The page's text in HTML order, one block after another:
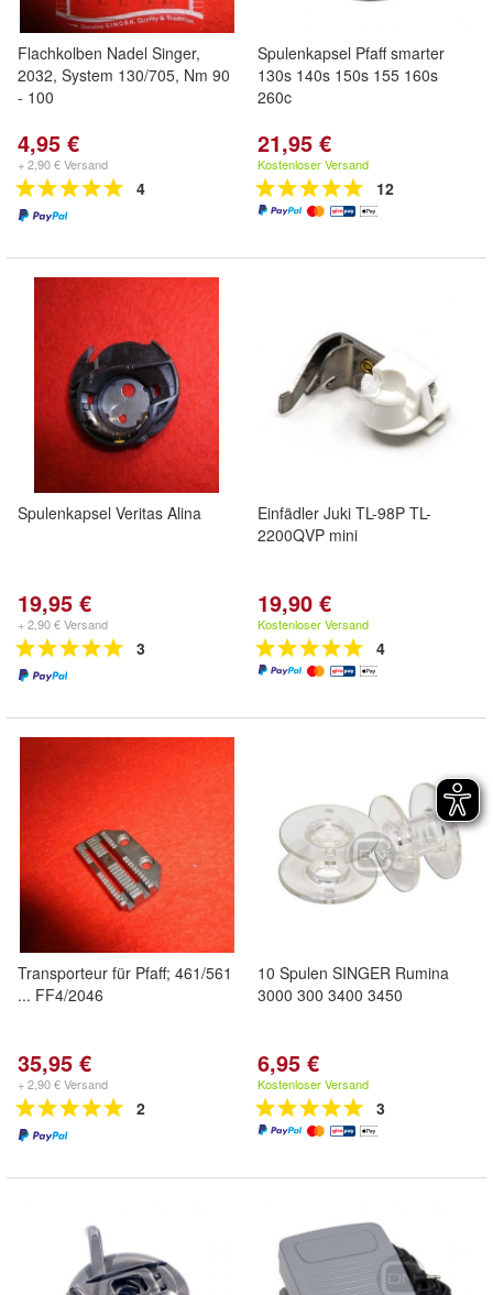
Flachkolben Nadel Singer,
2032, System 130/705, Nm 90
- 100
4,95 €
+ 2,90 € Versand
4
Spulenkapsel Pfaff smarter
130s 140s 150s 155 160s
260c
21,95 €
Kostenloser Versand
12
Spulenkapsel Veritas Alina
19,95 €
+ 2,90 € Versand
3
Einfädler Juki TL-98P TL-
2200QVP mini
19,90 €
Kostenloser Versand
4
Transporteur für Pfaff; 461/561
... FF4/2046
35,95 €
+ 2,90 € Versand
2
10 Spulen SINGER Rumina
3000 300 3400 3450
6,95 €
Kostenloser Versand
3